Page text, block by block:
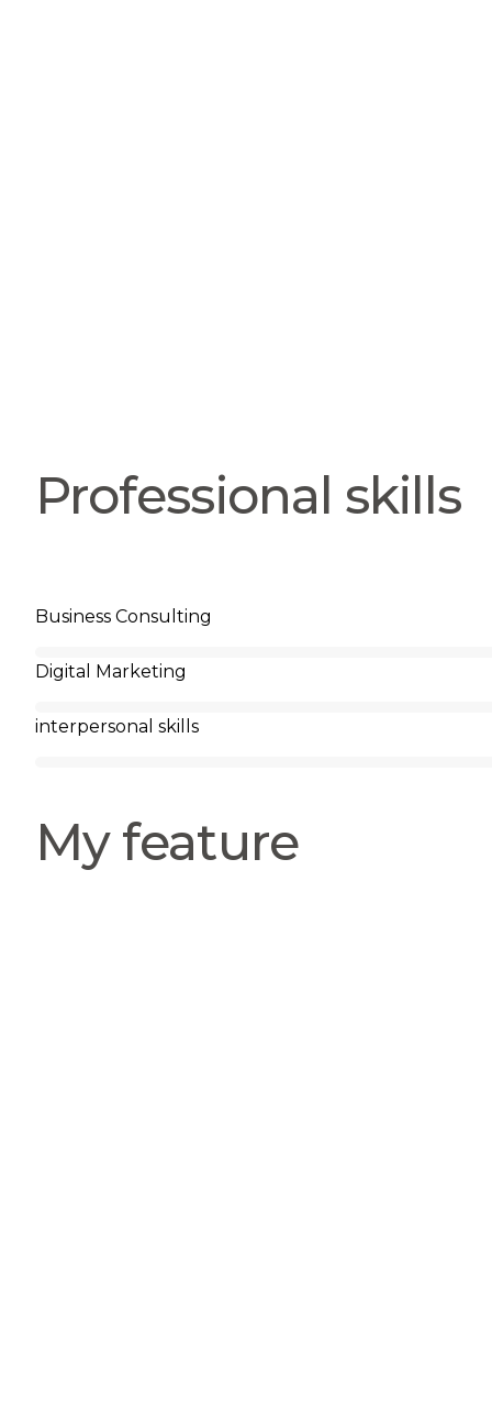
Professional skills
Business Consulting
Digital Marketing
interpersonal skills
My feature